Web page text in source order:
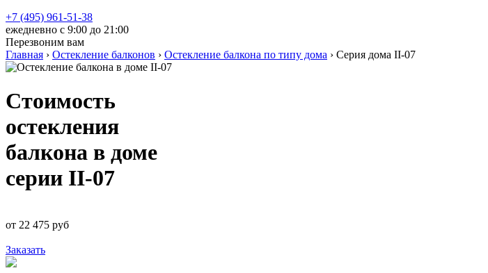
+7 (495) 961-51-38
ежедневно c 9:00 до 21:00
Перезвоним вам
Главная › Остекление балконов › Остекление балкона по типу дома › Серия дома II-07
Стоимость
остекления
балкона в доме
серии II-07
от 22 475 руб
Заказать